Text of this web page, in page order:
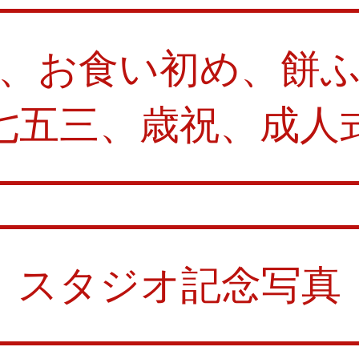
お食い初め、餅ふ
五三、歳祝、成人
スタジオ記念写真